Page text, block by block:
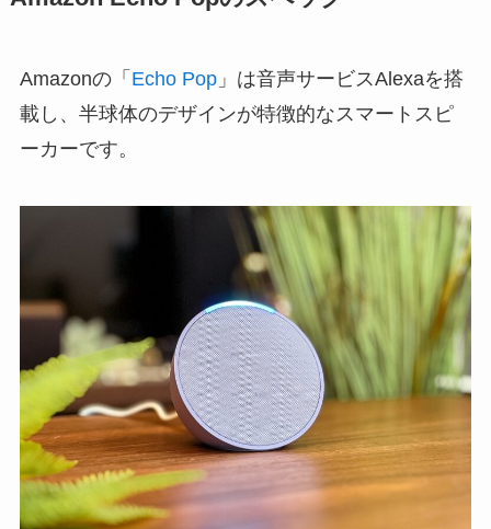
Amazonの「 Echo Pop」は音声サービスAlexaを搭
載し、半球体のデザインが特徴的なスマートスピ
ーカーです。